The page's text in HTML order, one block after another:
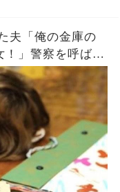
夫「俺の金庫の
！」警察を呼ばれ
ゃ証拠動画提出